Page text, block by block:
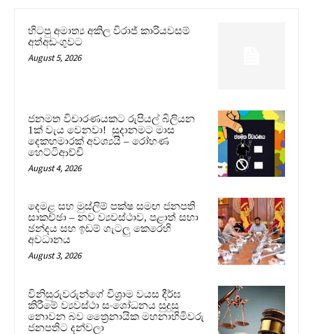
හිටපු අමාත්‍ය අකිල විරාජ් කාරියවසම්
අත්අඩංගුවට
August 5, 2026
ජනමත විචාරණයකට රුපියල් බිලියන
1ක් වැය වෙනවා! සූදානමට මාස
දෙකහමාරක් අවශ්‍යයි – රෝහණ
හෙට්ටිආච්චි
August 4, 2026
දෙමළ සහ මුස්ලිම් පක්ෂ සමඟ ජනපති
සාකච්ඡා – නව ව්‍යවස්ථාව, පළාත් සභා
ඡන්දය සහ ඉඩම් ගැටලු කෙරෙහි
අවධානය
August 3, 2026
විනිසුරුවරුන්ගේ විශ්‍රාම වයස දීර්ඝ
කිරීමේ ව්‍යවස්ථා සංශෝධනය සුදුසු
නොවන බව ත්‍රෛනායික මහනාහිමිවරු
ජනපතිට දන්වලා